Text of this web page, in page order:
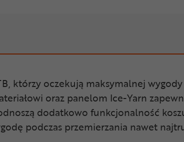
którzy oczekują maksymalnej
oraz panelom Ice-Yarn
dodatkowo funkcjonalność
podczas przemierzania nawet